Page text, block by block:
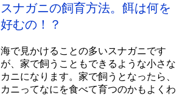
スナガニの飼育方法。餌は何を
好むの！？
海で見かけることの多いスナガニです
が、家で飼うこともできるような小さな
カニになります。家で飼うとなったら、
カニってなにを食べて育つのかもよくわ